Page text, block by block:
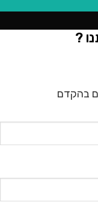
?
בהקדם